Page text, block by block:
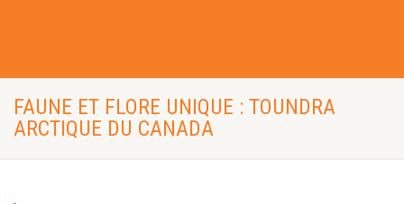
FAUNE ET FLORE UNIQUE : TOUNDRA
ARCTIQUE DU CANADA